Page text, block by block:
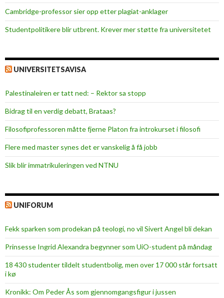
Cambridge-professor sier opp etter plagiat-anklager
Studentpolitikere blir utbrent. Krever mer støtte fra universitetet
UNIVERSITETSAVISA
Palestinaleiren er tatt ned: – Rektor sa stopp
Bidrag til en verdig debatt, Brataas?
Filosofiprofessoren måtte fjerne Platon fra introkurset i filosofi
Flere med master synes det er vanskelig å få jobb
Slik blir immatrikuleringen ved NTNU
UNIFORUM
Fekk sparken som prodekan på teologi, no vil Sivert Angel bli dekan
Prinsesse Ingrid Alexandra begynner som UiO-student på måndag
18 430 studenter tildelt studentbolig, men over 17 000 står fortsatt
i kø
Kronikk: Om Peder Ås som gjennomgangsfigur i jussen